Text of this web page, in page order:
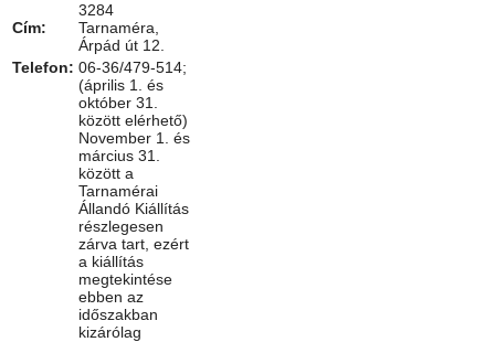
Cím:
3284
Tarnaméra,
Árpád út 12.
Telefon: 06-36/479-514;
(április 1. és
október 31.
között elérhető)
November 1. és
március 31.
között a
Tarnamérai
Állandó Kiállítás
részlegesen
zárva tart, ezért
a kiállítás
megtekintése
ebben az
időszakban
kizárólag